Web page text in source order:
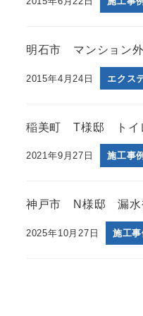
明石市 マンション
2015年4月24日 エクス
稲美町 T様邸 トイ
2021年9月27日 施工事例
神戸市 N様邸 漏水
2025年10月27日 施工事